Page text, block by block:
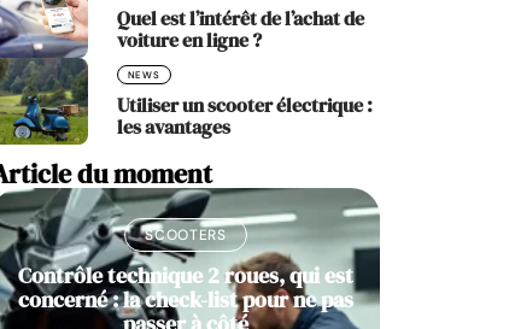
Quel est l’intérêt de l’achat de
voiture en ligne ?
NEWS
Utiliser un scooter électrique :
les avantages
du moment
SCOOTERS
Contrôle technique 2 roues, qui est
concerné : la check-list pour ne pas